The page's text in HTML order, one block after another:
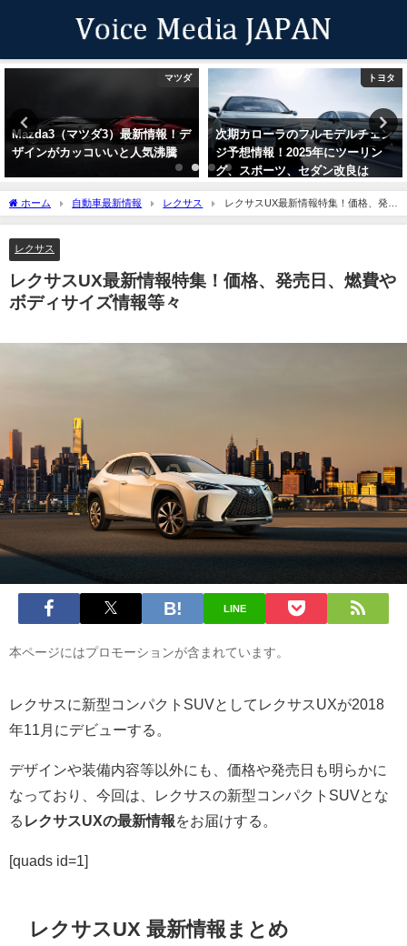
トヨタ
次期カローラのフルモデルチェン
ジ予想情報！2025年にツーリン
スバル
新型レヴォーグのモデルチェンジ
予想情報！2024年のE型と2025年
以降の次期モデルについて
ホーム 自動車最新情報 レクサス
レクサスUX最新情報特集！価格、発売
日、燃費やボディサイズ情報等々
レクサス
レクサスUX最新情報特集！価格、発売日、燃費や
ボディサイズ情報等々
LINE
本ページにはプロモーションが含まれています。
レクサスに新型コンパクトSUVとしてレクサスUXが2018
年11月にデビューする。
デザインや装備内容等以外にも、価格や発売日も明らかに
なっており、今回は、レクサスの新型コンパクトSUVとな
る レクサスUXの最新情報をお届けする。
[quads id=1]
レクサスUX 最新情報まとめ